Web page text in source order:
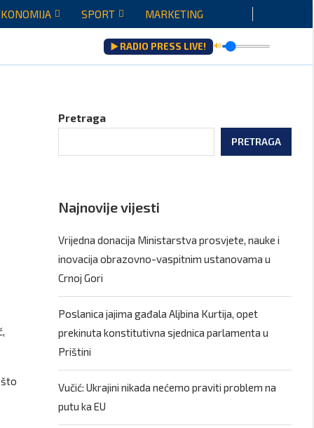
SPORT MARKETING
▶️ RADIO PRESS LIVE! 🔊
što
Pretraga
PRETRAGA
Najnovije vijesti
Vrijedna donacija Ministarstva prosvjete, nauke i
inovacija obrazovno-vaspitnim ustanovama u
Crnoj Gori
Poslanica jajima gađala Aljbina Kurtija, opet
prekinuta konstitutivna sjednica parlamenta u
Prištini
Vučić: Ukrajini nikada nećemo praviti problem na
putu ka EU